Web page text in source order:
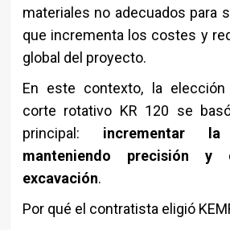
materiales no adecuados para
que incrementa los costes y
global del proyecto.
En este contexto, la
corte rotativo KR 120 se
principal: incrementar la
manteniendo precisión
excavación.
Por qué el contratista eligió